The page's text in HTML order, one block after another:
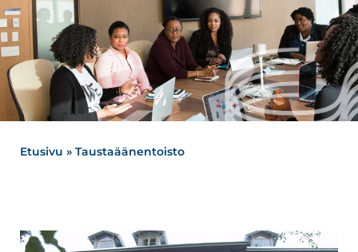
Etusivu » Taustaäänentoisto